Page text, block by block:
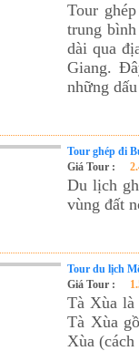
Tour
trung
dài qua
Giang.
những
Tour ghép đi
Giá Tour :
Du lịch
vùng đất
Tour du lịch
Giá Tour :
Tà Xùa là
Tà Xùa
Xùa